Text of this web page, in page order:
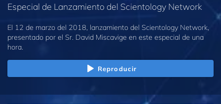
Especial de Lanzamiento del Scientology Network
El 12 de marzo del 2018, lanzamiento del Scientology Network,
presentado por el Sr. David Miscavige en este especial de una
hora.
Reproducir